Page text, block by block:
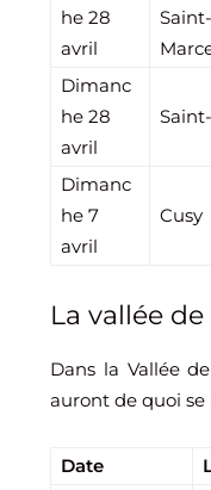
he 28
avril
Saint-
Dimanc
he 28
avril
Dimanc
he 7
avril
Cusy
La vallée de
Dans la Vallée
auront de quoi se
Date